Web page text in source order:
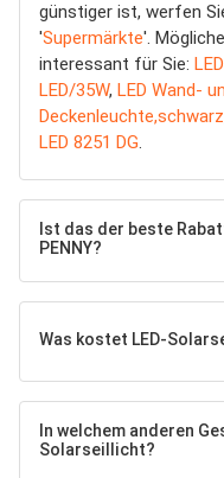
günstiger ist, werfen
'Supermärkte'.
interessant für Sie:
LED/35W, LED Wand-
LED 8251 DG.
Ist das der beste
PENNY?
Was kostet LED-
In welchem anderen
Solarseillicht?